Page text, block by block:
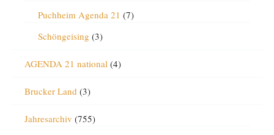
Puchheim Agenda 21 (7)
Schöngeising (3)
AGENDA 21 national(4)
Brucker Land (3)
Jahresarchiv (755)